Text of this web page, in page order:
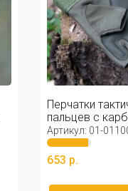
Перчатки
пальцев с
Olive
Артикул: 01-
653 р.